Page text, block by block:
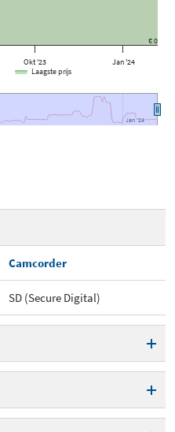
Okt '23 Jan '24
Jan '24
Jan '24
€ 0
Laagste prijs
Camcorder
SD (Secure Digital)
SD (Secure Digital)